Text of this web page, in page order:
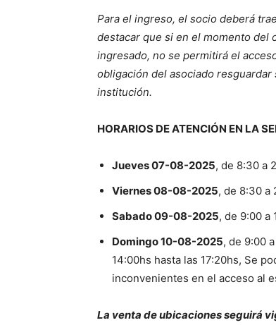
Para el ingreso, el socio deberá
destacar que si en el momento del
ingresado, no se permitirá el
obligación del asociado
institución.
HORARIOS DE ATENCIÓN EN LA
Jueves 07-08-2025, de 8:30 a
Viernes 08-08-2025, de 8:30 a
Sabado 09-08-2025, de 9:00 a
Domingo 10-08-2025, de 9:00
14:00hs hasta las 17:20hs, Se
inconvenientes en el acceso al
La venta de ubicaciones seguirá